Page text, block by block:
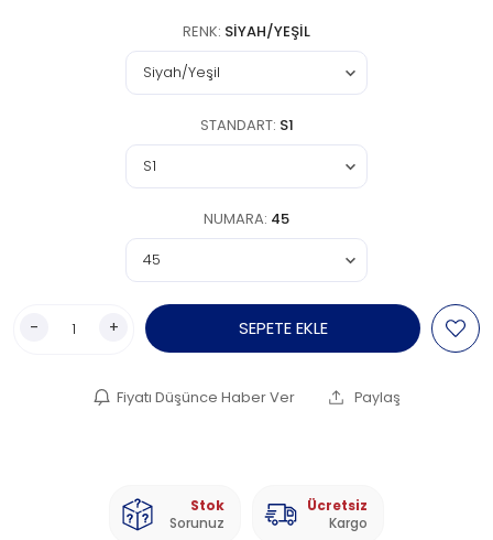
RENK: SIYAH/YEŞIL
STANDART: S1
NUMARA: 45
- + SEPETE EKLE
Fiyatı Düşünce Haber Ver Paylaş
Stok
Sorunuz
Ücretsiz
Kargo